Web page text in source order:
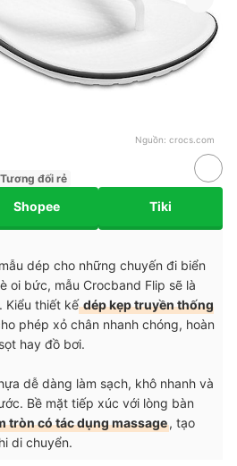
Nguồn: crocs.com
Tương đối rẻ
Shopee Tiki
dép cho những chuyến đi biển
oi bức, mẫu Crocband Flip sẽ là
Kiểu thiết kếdép kẹp truyền thống
phép xỏ chân nhanh chóng, hoàn
hay đồ bơi.
dễ dàng làm sạch, khô nhanh và
Bề mặt tiếp xúc với lòng bàn
tròn có tác dụng massage, tạo
di chuyển.